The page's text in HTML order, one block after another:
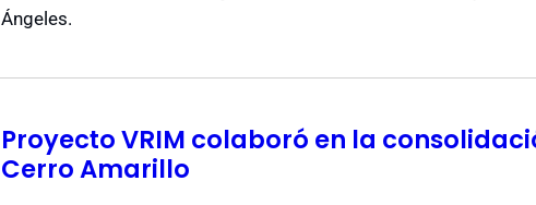
Ángeles.
Proyecto VRIM colaboró en la
Cerro Amarillo